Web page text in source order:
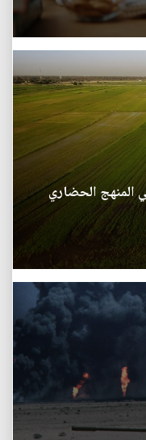
المنهج الحضاري